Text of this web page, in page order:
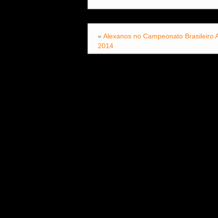
« Alexanos no Campeonato Brasileiro
2014